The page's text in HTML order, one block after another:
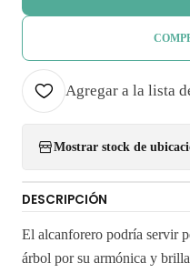
Agregar a la lista
Mostrar stock de
DESCRIPCIÓN
El alcanforero podría servir
árbol por su armónica y